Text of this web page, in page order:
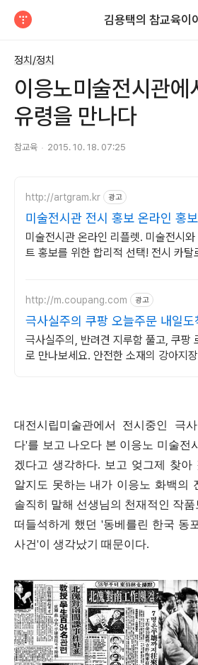
김용택의 참교육이
정치/정치
이응노미술전시관에
유령을 만나다
참교육 2015. 10. 18. 07:25
http://artgram.kr 광고
미술전시관 전시 홍보 온라인 홍보
시작
미술전시관 온라인 리플렛. 미술전시와
트 홍보를 위한 합리적 선택! 전시 카탈
http://m.coupang.com 광고
극사실주의 쿠팡 오늘주문 내일도
극사실주의, 반려견 지루함 풀고, 쿠팡
로 만나보세요. 안전한 소재의 강아지
대전시립미술관에서 전시중인 극
다'를 보고 나오다 본 이응노 미술전
겠다고 생각하다. 보고 엊그제 찾
알지도 못하는 내가 이응노 화백의
솔직히 말해 선생님의 천재적인 작품
떠들석하게 했던 '동베를린 한국 동
사건'이 생각났기 때문이다.